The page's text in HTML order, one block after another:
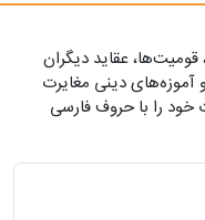
عقاید دیگران
آموزه‌های دینی مغایرت
خود را با حروف فارسی